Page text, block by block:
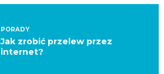
PORADY
Jak zrobić przelew przez
internet?